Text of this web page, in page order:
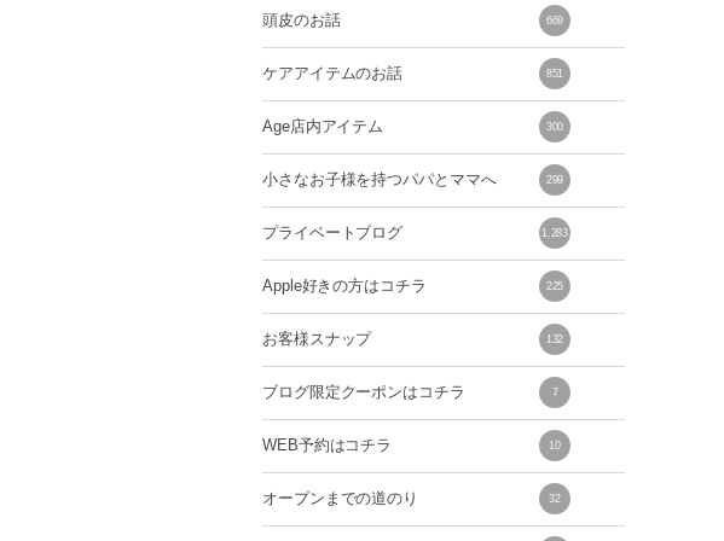
頭皮のお話 669
ケアアイテムのお話 851
Age店内アイテム 300
小さなお子様を持つパパとママへ 299
プライベートブログ 1,283
Apple好きの方はコチラ 225
お客様スナップ 132
ブログ限定クーポンはコチラ 7
WEB予約はコチラ 10
オープンまでの道のり 32